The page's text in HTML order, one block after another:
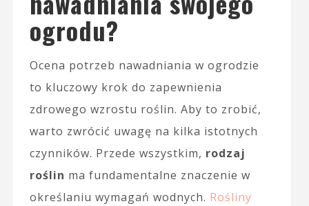
ogrodu?
Ocena potrzeb nawadniania w ogrodzie
to kluczowy krok do zapewnienia
zdrowego wzrostu roślin. Aby to zrobić,
warto zwrócić uwagę na kilka istotnych
czynników. Przede wszystkim, rodzaj
roślin ma fundamentalne znaczenie w
określaniu wymagań wodnych. Rośliny